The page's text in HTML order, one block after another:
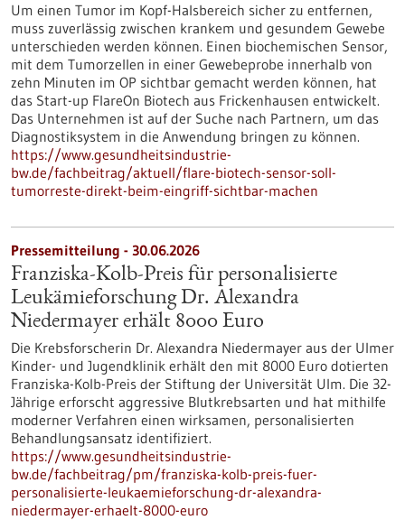
Um einen Tumor im Kopf-Halsbereich sicher zu entfernen,
muss zuverlässig zwischen krankem und gesundem Gewebe
unterschieden werden können. Einen biochemischen Sensor,
mit dem Tumorzellen in einer Gewebeprobe innerhalb von
zehn Minuten im OP sichtbar gemacht werden können, hat
das Start-up FlareOn Biotech aus Frickenhausen entwickelt.
Das Unternehmen ist auf der Suche nach Partnern, um das
Diagnostiksystem in die Anwendung bringen zu können.
https://www.gesundheitsindustrie-
bw.de/fachbeitrag/aktuell/flare-biotech-sensor-soll-
tumorreste-direkt-beim-eingriff-sichtbar-machen
Pressemitteilung - 30.06.2026
Franziska-Kolb-Preis für personalisierte
Leukämieforschung Dr. Alexandra
Niedermayer erhält 8000 Euro
Die Krebsforscherin Dr. Alexandra Niedermayer aus der Ulmer
Kinder- und Jugendklinik erhält den mit 8000 Euro dotierten
Franziska-Kolb-Preis der Stiftung der Universität Ulm. Die 32-
Jährige erforscht aggressive Blutkrebsarten und hat mithilfe
moderner Verfahren einen wirksamen, personalisierten
Behandlungsansatz identifiziert.
https://www.gesundheitsindustrie-
bw.de/fachbeitrag/pm/franziska-kolb-preis-fuer-
personalisierte-leukaemieforschung-dr-alexandra-
niedermayer-erhaelt-8000-euro